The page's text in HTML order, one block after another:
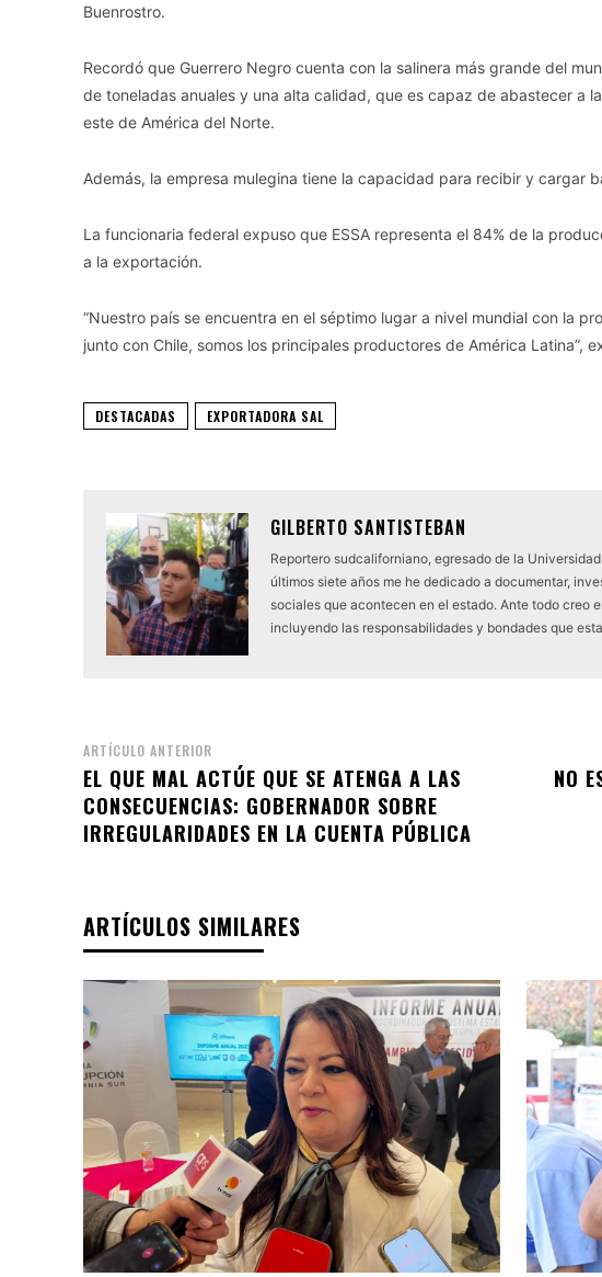
Buenrostro.
Recordó que Guerrero Negro cuenta con la salinera más grande del
de toneladas anuales y una alta calidad, que es capaz de abastecer a
este de América del Norte.
Además, la empresa mulegina tiene la capacidad para recibir y cargar
La funcionaria federal expuso que ESSA representa el 84% de la
a la exportación.
“Nuestro país se encuentra en el séptimo lugar a nivel mundial con la
junto con Chile, somos los principales productores de América Latina”,
DESTACADAS EXPORTADORA SAL
GILBERTO SANTISTEBAN
Reportero sudcaliforniano, egresado de la
últimos siete años me he dedicado a documentar,
sociales que acontecen en el estado. Ante todo creo
incluyendo las responsabilidades y bondades que
ARTÍCULO ANTERIOR
EL QUE MAL ACTÚE QUE SE ATENGA A LAS
CONSECUENCIAS: GOBERNADOR SOBRE
IRREGULARIDADES EN LA CUENTA PÚBLICA
NO
ARTÍCULOS SIMILARES